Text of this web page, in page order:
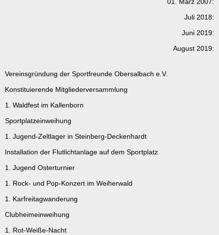
Juli 2018:
Juni 2019:
August 2019:
Vereinsgründung der Sportfreunde Obersalbach e.V.
Konstituierende Mitgliederversammlung
1. Waldfest im Kallenborn
Sportplatzeinweihung
1. Jugend-Zeltlager in Steinberg-Deckenhardt
Installation der Flutlichtanlage auf dem Sportplatz
1. Jugend Osterturnier
1. Rock- und Pop-Konzert im Weiherwald
1. Karfreitagwanderung
Clubheimeinweihung
1. Rot-Weiße-Nacht